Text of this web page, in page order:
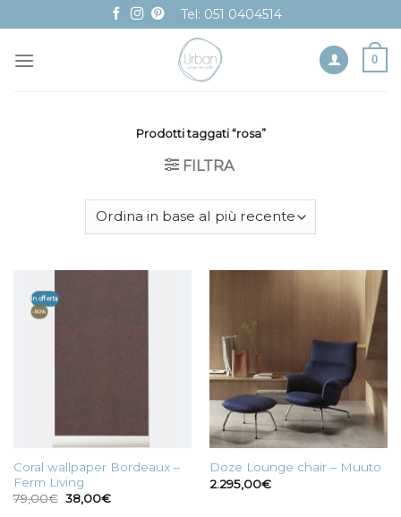
to
content
Tel: 051 0404514
0
Prodotti taggati “rosa”
FILTRA
In offerta
-50%
Coral wallpaper Bordeaux –
Ferm Living
79,00€ Il
prezzo
38,00€Il
Doze Lounge chair – Muuto
2.295,00€